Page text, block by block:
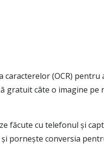
(OCR)
gratuit câte o imagine pe
făcute cu telefonul și
pornește conversia